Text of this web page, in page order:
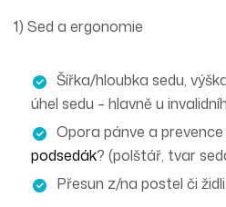
1) Sed a ergonomie
Šířka/hloubka sedu,
úhel sedu – hlavně u
Opora pánve a
podsedák? (polštář, tvar
Přesun z/na postel či